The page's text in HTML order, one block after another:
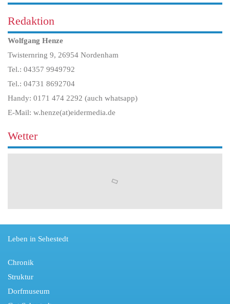
Redaktion
Wolfgang Henze
Twisternring 9, 26954 Nordenham
Tel.: 04357 9949792
Tel.: 04731 8692704
Handy: 0171 474 2292 (auch whatsapp)
E-Mail: w.henze(at)eidermedia.de
Wetter
Leben in Sehestedt
Chronik
Struktur
Dorfmuseum